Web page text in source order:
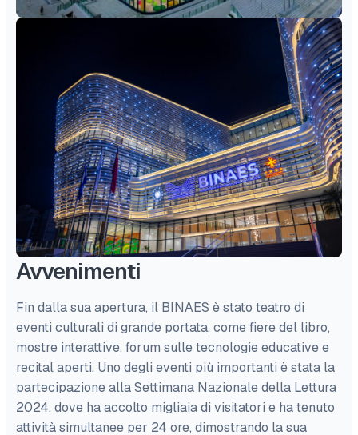
Avvenimenti
Fin dalla sua apertura, il BINAES è stato teatro di
eventi culturali di grande portata, come fiere del libro,
mostre interattive, forum sulle tecnologie educative e
recital aperti. Uno degli eventi più importanti è stata la
partecipazione alla Settimana Nazionale della Lettura
2024, dove ha accolto migliaia di visitatori e ha tenuto
attività simultanee per 24 ore, dimostrando la sua